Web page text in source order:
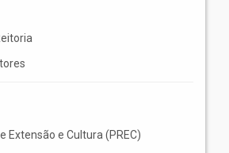
Extensão e Cultura (PREC)